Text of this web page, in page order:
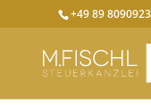
+49 89